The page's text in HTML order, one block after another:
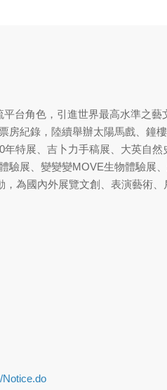
台角色，引進世界最高水準之藝
紀錄，陸續舉辦太陽馬戲、鐘樓
特展、吉卜力手稿展、大英自然
展、變變變MOVE生物體驗展、
為國內外展覽文創、表演藝術、
Notice.do